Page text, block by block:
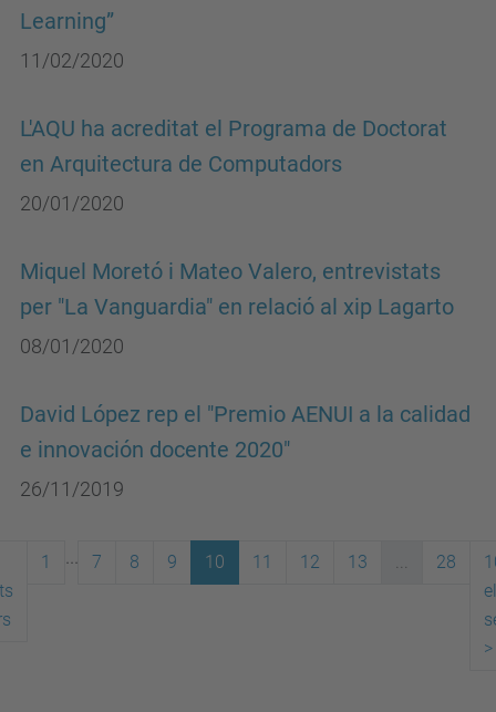
Learning”
11/02/2020
L'AQU ha acreditat el Programa de Doctorat
en Arquitectura de Computadors
20/01/2020
Miquel Moretó i Mateo Valero, entrevistats
per "La Vanguardia" en relació al xip Lagarto
08/01/2020
David López rep el "Premio AENUI a la calidad
e innovación docente 2020"
26/11/2019
1 7 8 9 10 11 12 13 ... 28
>